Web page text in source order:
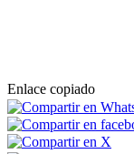
Enlace copiado